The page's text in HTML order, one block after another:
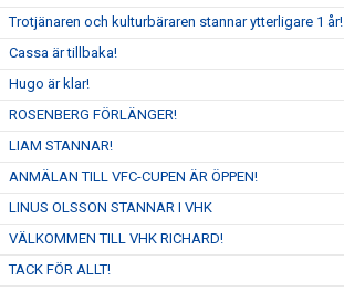
Trotjänaren och kulturbäraren stannar ytterligare 1 år!
Cassa är tillbaka!
Hugo är klar!
ROSENBERG FÖRLÄNGER!
LIAM STANNAR!
ANMÄLAN TILL VFC-CUPEN ÄR ÖPPEN!
LINUS OLSSON STANNAR I VHK
VÄLKOMMEN TILL VHK RICHARD!
TACK FÖR ALLT!